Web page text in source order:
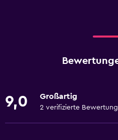
9,0 Großartig
2 verifizierte